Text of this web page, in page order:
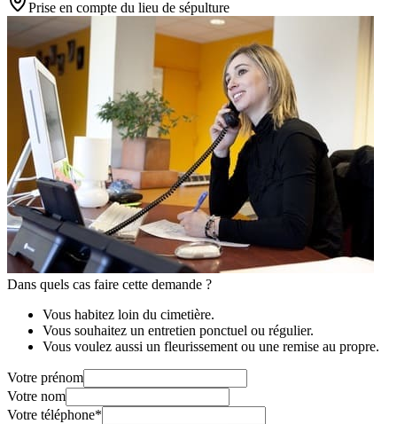
Prise en compte du lieu de sépulture
Dans quels cas faire cette demande ?
Vous habitez loin du cimetière.
Vous souhaitez un entretien ponctuel ou régulier.
Vous voulez aussi un fleurissement ou une remise au propre.
Votre prénom
Votre nom
Votre téléphone*